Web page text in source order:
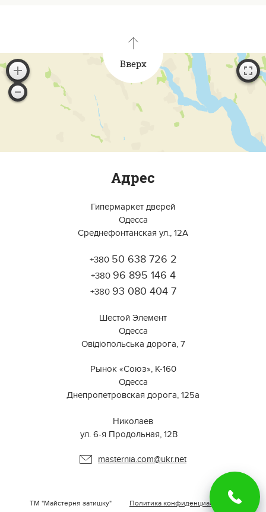
Работает на API 2ГИС
Для корректной работы Raster JS API нужен ключ. Помощь:
Вверх
Адрес
Гипермаркет дверей
Одесса
Среднефонтанская ул., 12А
+380 50 638 726 2
+380 96 895 146 4
+380 93 080 404 7
Шестой Элемент
Одесса
Овідіопольська дорога, 7
Рынок «Союз», К-160
Одесса
Днепропетровская дорога, 125а
Николаев
ул. 6-я Продольная, 12В ⠀
masternia.com@ukr.net
ТМ "Майстерня затишку" Политика конфиденциальности